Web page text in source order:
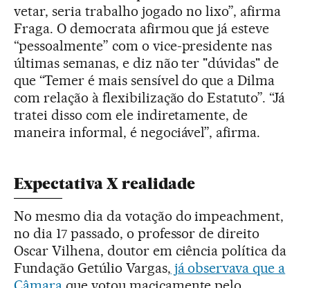
vetar, seria trabalho jogado no lixo”, afirma
Fraga. O democrata afirmou que já esteve
“pessoalmente” com o vice-presidente nas
últimas semanas, e diz não ter "dúvidas" de
que “Temer é mais sensível do que a Dilma
com relação à flexibilização do Estatuto”. “Já
tratei disso com ele indiretamente, de
maneira informal, é negociável”, afirma.
Expectativa X realidade
No mesmo dia da votação do impeachment,
no dia 17 passado, o professor de direito
Oscar Vilhena, doutor em ciência política da
Fundação Getúlio Vargas, já observava que a